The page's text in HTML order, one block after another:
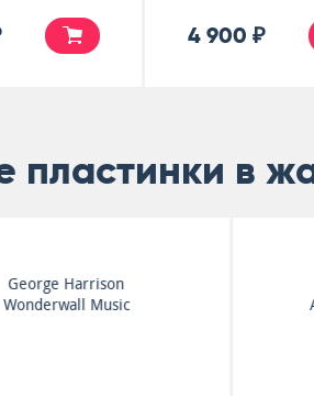
4 900 ₽
пластинки в
Eric Clapton
With Friends